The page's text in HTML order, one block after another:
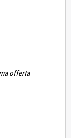
offerta